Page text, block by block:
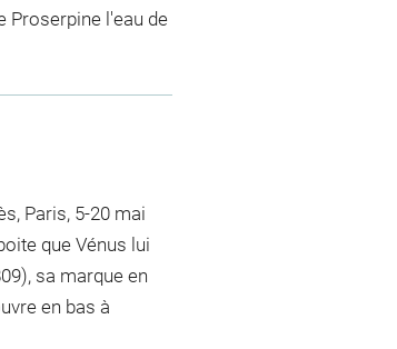
Proserpine l'eau de
Paris, 5-20 mai
que Vénus lui
sa marque en
en bas à